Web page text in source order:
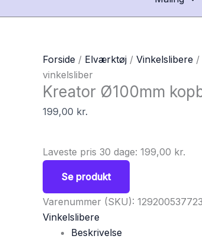
Forside / Elværktøj / Vinkelslibere /
vinkelsliber
Kreator Ø100mm
199,00 kr.
Laveste pris 30 dage: 199,00 kr.
Se produkt
Varenummer (SKU):
Vinkelslibere
Beskrivelse